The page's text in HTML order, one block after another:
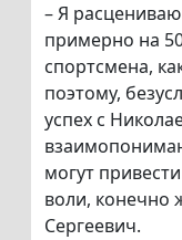
– Я
примерно на
спортсмена,
поэтому,
успех с
могут
воли, конечно
Сергеевич.